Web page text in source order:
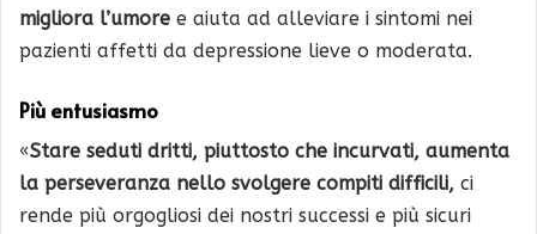
migliora l’umore e aiuta ad alleviare i sintomi nei
pazienti affetti da depressione lieve o moderata.
Più entusiasmo
«Stare seduti dritti, piuttosto che incurvati, aumenta
la perseveranza nello svolgere compiti difficili, ci
rende più orgogliosi dei nostri successi e più sicuri